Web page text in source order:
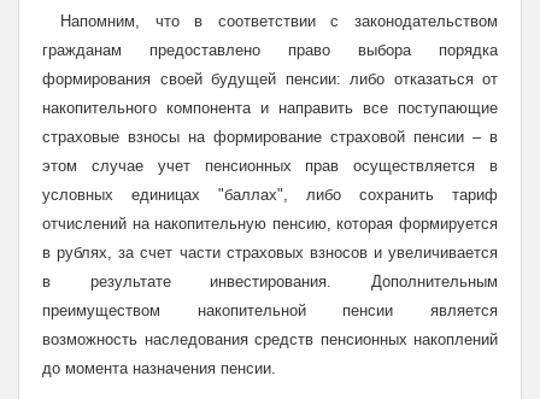
Напомним, что в соответствии с законодательством
гражданам предоставлено право выбора порядка
формирования своей будущей пенсии: либо отказаться от
накопительного компонента и направить все поступающие
страховые взносы на формирование страховой пенсии – в
этом случае учет пенсионных прав осуществляется в
условных единицах "баллах", либо сохранить тариф
отчислений на накопительную пенсию, которая формируется
в рублях, за счет части страховых взносов и увеличивается
в результате инвестирования. Дополнительным
преимуществом накопительной пенсии является
возможность наследования средств пенсионных накоплений
до момента назначения пенсии.